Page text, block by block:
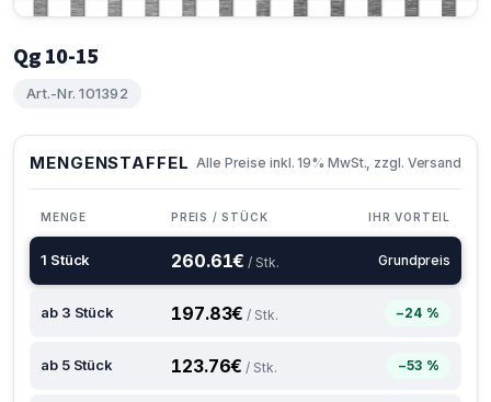
Qg 10-15
Art.-Nr. 101392
MENGENSTAFFEL Alle Preise inkl. 19% MwSt., zzgl. Versand
MENGE PREIS / STÜCK IHR VORTEIL
1 Stück 260.61€ / Stk. Grundpreis
ab 3 Stück 197.83€ / Stk. −24 %
ab 5 Stück 123.76€ / Stk. −53 %